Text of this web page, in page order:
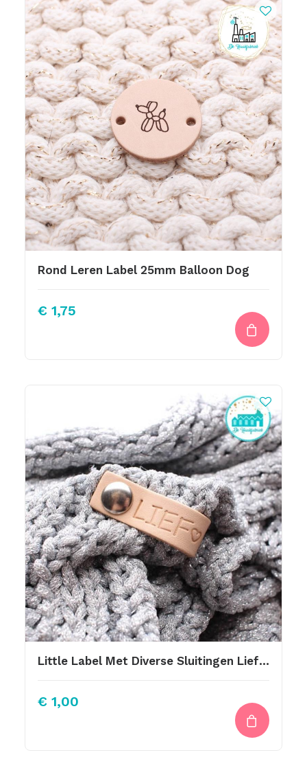
Rond Leren Label 25mm Balloon Dog
€ 1,75
Little Label Met Diverse Sluitingen Lief Hartje
€ 1,00